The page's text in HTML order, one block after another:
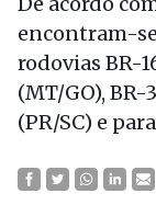
encontram-
rodovias BR-
(MT/GO), BR-
(PR/SC) e